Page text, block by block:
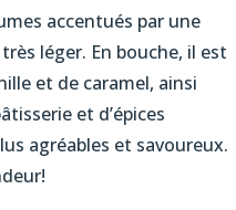
accentués par une
léger. En bouche, il est
et de caramel, ainsi
et d’épices
agréables et savoureux.